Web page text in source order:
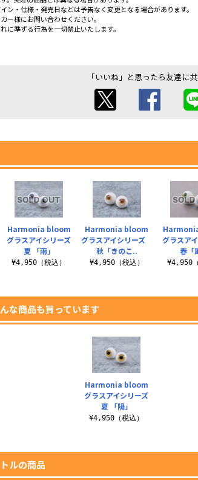
ン・仕様・発売日などは予告なく変更となる場合があります。
ー様にお問い合わせください。
に準ずる行為を一切禁止いたします。
「いいね」と思ったら友達に共
Harmonia bloom
グラスアイシリーズ
秋「きのこ..
¥4,950（税込）
グラスア
春「
¥4,950（
Harmonia bloom
グラスアイシリーズ
夏 「雨」
¥4,950（税込）
な商品も買っています
Harmonia bloom
グラスアイシリーズ
夏 「陽」
¥4,950（税込）
ルの商品